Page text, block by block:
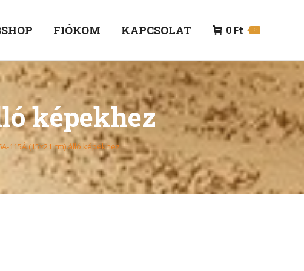
FIÓKOM KAPCSOLAT 0 Ft 0
képekhez
115Á (15×21 cm) álló képekhez